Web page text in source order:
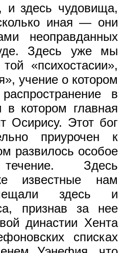
и здесь чудовища,
иная — они
неоправданных
Здесь уже мы
«психостасии»,
учение о котором
в
котором главная
Осирису. Этот бог
приурочен к
развилось особое
течение. Здесь
известные нам
здесь и
признав за нее
династии Хента
списках